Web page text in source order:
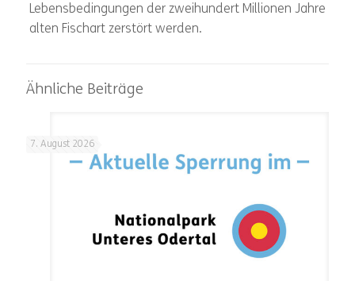
Lebensbedingungen der zweihundert Millionen Jahre
alten Fischart zerstört werden.
Ähnliche Beiträge
7. August 2026